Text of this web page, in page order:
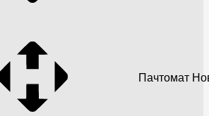
Пачтомат